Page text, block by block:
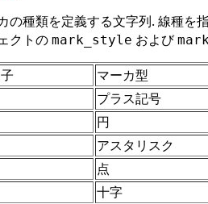
の種類を定義する文字列. 線種を
クトの mark_style および
マーカ型
プラス記号
円
アスタリスク
点
十字